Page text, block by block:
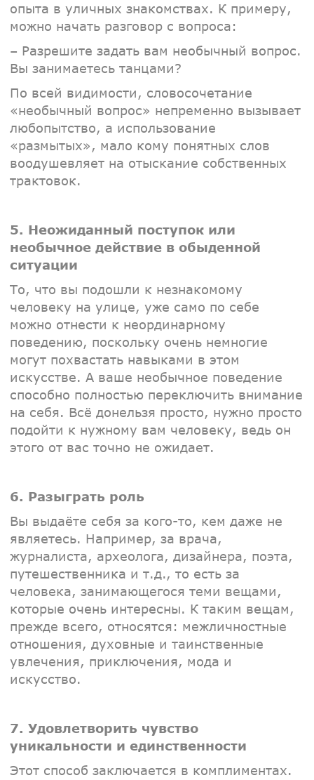
опыта в уличных знакомствах. К примеру,
можно начать разговор с вопроса:
– Разрешите задать вам необычный вопрос.
Вы занимаетесь танцами?
По всей видимости, словосочетание
«необычный вопрос» непременно вызывает
любопытство, а использование
«размытых», мало кому понятных слов
воодушевляет на отыскание собственных
трактовок.
5. Неожиданный поступок или
необычное действие в обыденной
ситуации
То, что вы подошли к незнакомому
человеку на улице, уже само по себе
можно отнести к неординарному
поведению, поскольку очень немногие
могут похвастать навыками в этом
искусстве. А ваше необычное поведение
способно полностью переключить внимание
на себя. Всё донельзя просто, нужно просто
подойти к нужному вам человеку, ведь он
этого от вас точно не ожидает.
6. Разыграть роль
Вы выдаёте себя за кого-то, кем даже не
являетесь. Например, за врача,
журналиста, археолога, дизайнера, поэта,
путешественника и т.д., то есть за
человека, занимающегося теми вещами,
которые очень интересны. К таким вещам,
прежде всего, относятся: межличностные
отношения, духовные и таинственные
увлечения, приключения, мода и
искусство.
7. Удовлетворить чувство
уникальности и единственности
Этот способ заключается в комплиментах.